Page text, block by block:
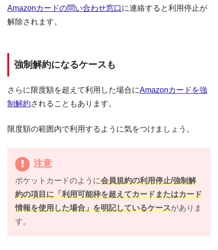
Amazonカードの問い合わせ窓口に連絡すると利用停止が
解除されます。
強制解約になるケースも
さらに限度額を超えて利用した場合にAmazonカードを強
制解約されることもあります。
限度額の範囲内で利用するように気をつけましょう。
注意
ポケットカードのように会員規約の利用停止/強制解
約の項目に「利用可能枠を超えてカードまたはカード
情報を使用した場合」を明記しているケースがありま
す。